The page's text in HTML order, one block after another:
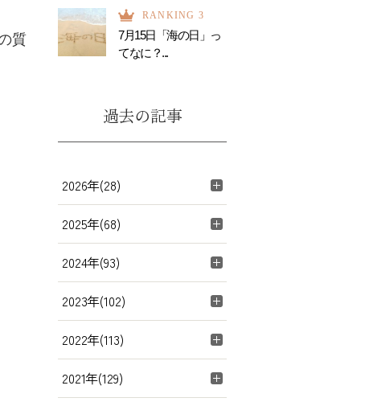
質
RANKING 3
7月15日「海の日」っ
てなに？...
過去の記事
2026年(28)
2025年(68)
2024年(93)
2023年(102)
2022年(113)
2021年(129)